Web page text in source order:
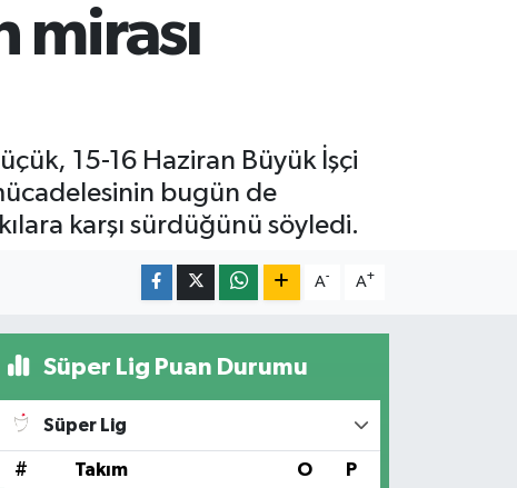
mirası
15-16 Haziran Büyük İşçi
bugün de
karşı sürdüğünü söyledi.
A- A+
Süper Lig Puan Durumu
Süper Lig
# Takım O P